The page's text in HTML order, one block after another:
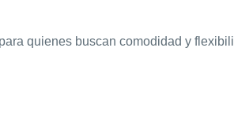
quienes buscan comodidad y